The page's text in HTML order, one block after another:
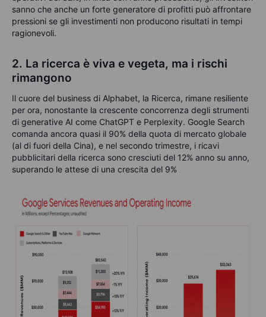
sanno che anche un forte generatore di profitti può affrontare
pressioni se gli investimenti non producono risultati in tempi
ragionevoli.
2. La ricerca è viva e vegeta, ma i rischi
rimangono
Il cuore del business di Alphabet, la Ricerca, rimane resiliente
per ora, nonostante la crescente concorrenza degli strumenti
di generative AI come ChatGPT e Perplexity. Google Search
comanda ancora quasi il 90% della quota di mercato globale
(al di fuori della Cina), e nel secondo trimestre, i ricavi
pubblicitari della ricerca sono cresciuti del 12% anno su anno,
superando le attese di una crescita del 9%